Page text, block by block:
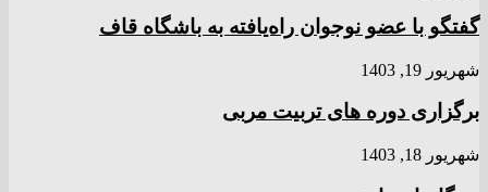
گفتگو با عضو نوجوان راه‌یافته به باشگاه قاف
شهریور 19, 1403
برگزاری دوره های تربیت مربی
شهریور 18, 1403